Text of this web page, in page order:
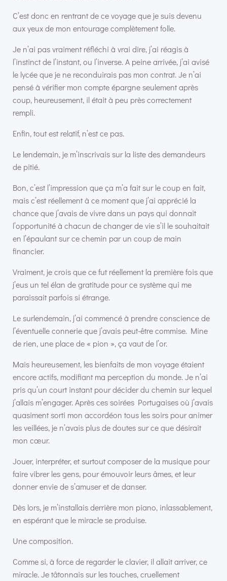
C’est donc en rentrant de ce voyage que je suis devenu
aux yeux de mon entourage complètement folle.
Je n’ai pas vraiment réfléchi à vrai dire, j’ai réagis à
l’instinct de l’instant, ou l’inverse. A peine arrivée, j’ai avisé
le lycée que je ne reconduirais pas mon contrat. Je n’ai
pensé à vérifier mon compte épargne seulement après
coup, heureusement, il était à peu près correctement
rempli.
Enfin, tout est relatif, n’est ce pas.
Le lendemain, je m’inscrivais sur la liste des demandeurs
de pitié.
Bon, c’est l’impression que ça m’a fait sur le coup en fait,
mais c’est réellement à ce moment que j’ai apprécié la
chance que j’avais de vivre dans un pays qui donnait
l’opportunité à chacun de changer de vie s’il le souhaitait
en l’épaulant sur ce chemin par un coup de main
financier.
Vraiment, je crois que ce fut réellement la première fois que
j’eus un tel élan de gratitude pour ce système qui me
paraissait parfois si étrange.
Le surlendemain, j’ai commencé à prendre conscience de
l’éventuelle connerie que j’avais peut-être commise. Mine
de rien, une place de « pion », ça vaut de l’or.
Mais heureusement, les bienfaits de mon voyage étaient
encore actifs, modifiant ma perception du monde. Je n’ai
pris qu’un court instant pour décider du chemin sur lequel
j’allais m’engager. Après ces soirées Portugaises où j’avais
quasiment sorti mon accordéon tous les soirs pour animer
les veillées, je n’avais plus de doutes sur ce que désirait
mon cœur.
Jouer, interpréter, et surtout composer de la musique pour
faire vibrer les gens, pour émouvoir leurs âmes, et leur
donner envie de s’amuser et de danser.
Dès lors, je m’installais derrière mon piano, inlassablement,
en espérant que le miracle se produise.
Une composition.
Comme si, à force de regarder le clavier, il allait arriver, ce
miracle. Je tâtonnais sur les touches, cruellement